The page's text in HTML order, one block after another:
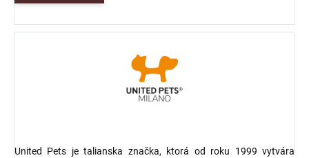
United Pets je talianska značka, ktorá od roku 1999 vytvára